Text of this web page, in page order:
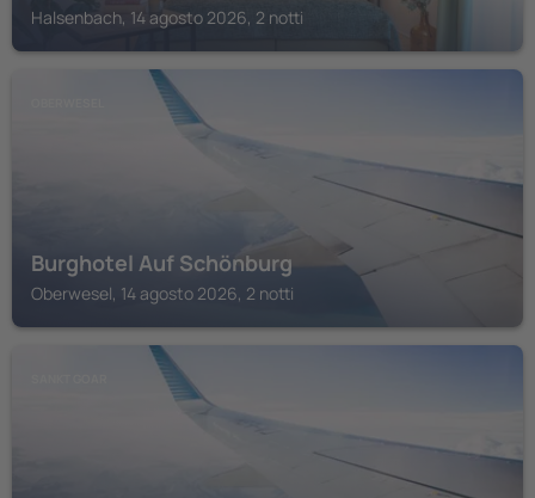
Halsenbach, 14 agosto 2026, 2 notti
Burghotel Auf Schönburg
Oberwesel, 14 agosto 2026, 2 notti